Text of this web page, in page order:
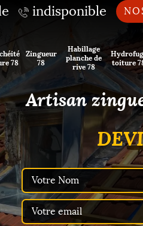
indisponible
78
Zingueur
78
Habillage
planche de
rive 78
toiture
Artisan